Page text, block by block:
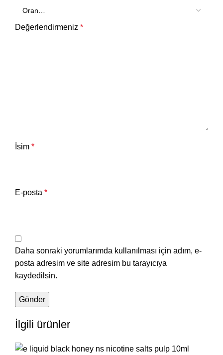
Değerlendirmeniz *
İsim *
E-posta *
Daha sonraki yorumlarımda kullanılması için adım, e-
posta adresim ve site adresim bu tarayıcıya
kaydedilsin.
İlgili ürünler